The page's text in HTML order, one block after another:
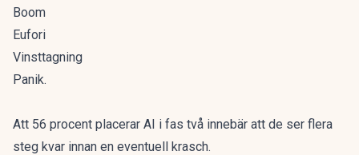
Boom
Eufori
Vinsttagning
Panik.
Att 56 procent placerar AI i fas två innebär att de ser flera
steg kvar innan en eventuell krasch.